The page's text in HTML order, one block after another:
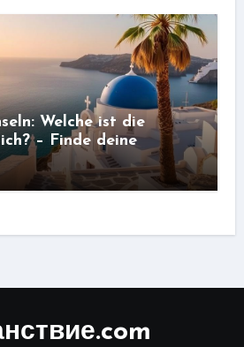
Welche ist die
– Finde deine